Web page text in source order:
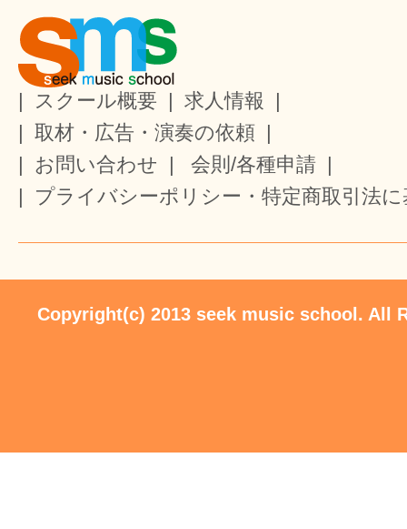
| スクール概要 | 求人情報
|
| 取材・広告・演奏の依頼 |
| お問い合わせ | 会則/各種申請 |
|
プライバシーポリシー・特定商取引法
Copyright(c) 2013 seek music school. All